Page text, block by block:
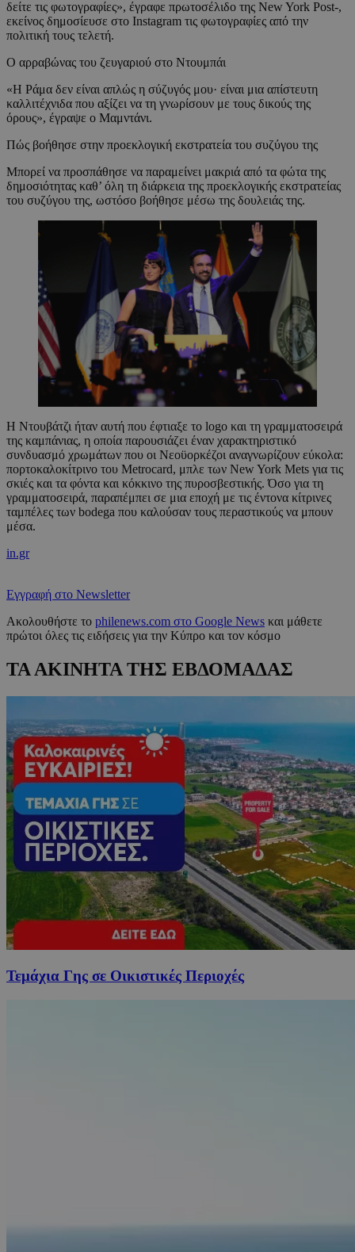
δείτε τις φωτογραφίες», έγραφε πρωτοσέλιδο της New York Post-,
εκείνος δημοσίευσε στο Instagram τις φωτογραφίες από την
πολιτική τους τελετή.
Ο αρραβώνας του ζευγαριού στο Ντουμπάι
«Η Ράμα δεν είναι απλώς η σύζυγός μου· είναι μια απίστευτη
καλλιτέχνιδα που αξίζει να τη γνωρίσουν με τους δικούς της
όρους», έγραψε ο Μαμντάνι.
Πώς βοήθησε στην προεκλογική εκστρατεία του συζύγου της
Μπορεί να προσπάθησε να παραμείνει μακριά από τα φώτα της
δημοσιότητας καθ’ όλη τη διάρκεια της προεκλογικής εκστρατείας
του συζύγου της, ωστόσο βοήθησε μέσω της δουλειάς της.
Η Ντουβάτζι ήταν αυτή που έφτιαξε το logo και τη γραμματοσειρά
της καμπάνιας, η οποία παρουσιάζει έναν χαρακτηριστικό
συνδυασμό χρωμάτων που οι Νεοϋορκέζοι αναγνωρίζουν εύκολα:
πορτοκαλοκίτρινο του Metrocard, μπλε των New York Mets για τις
σκιές και τα φόντα και κόκκινο της πυροσβεστικής. Όσο για τη
γραμματοσειρά, παραπέμπει σε μια εποχή με τις έντονα κίτρινες
ταμπέλες των bodega που καλούσαν τους περαστικούς να μπουν
μέσα.
in.gr
Εγγραφή στο Newsletter
Ακολουθήστε το philenews.com στο Google News και μάθετε
πρώτοι όλες τις ειδήσεις για την Κύπρο και τον κόσμο
ΤΑ ΑΚΙΝΗΤΑ ΤΗΣ ΕΒΔΟΜΑΔΑΣ
Τεμάχια Γης σε Οικιστικές Περιοχές